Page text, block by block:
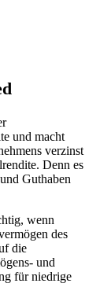
und macht
verzinst
Denn es
Guthaben
wenn
des
die
und
für niedrige